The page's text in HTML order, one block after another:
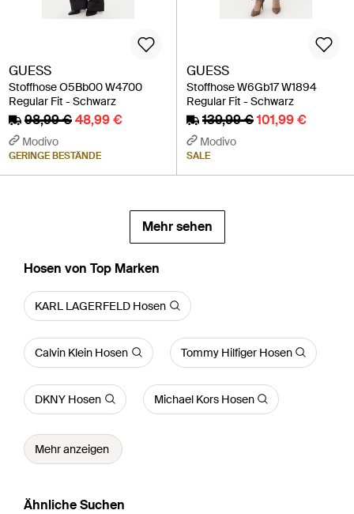
GUESS
Stoffhose O5Bb00 W4700
Regular Fit - Schwarz
98,99 €48,99 €
Modivo
GERINGE BESTÄNDE
GUESS
Stoffhose W6Gb17 W1894
Regular Fit - Schwarz
139,99 €101,99 €
Modivo
SALE
Mehr sehen
Hosen von Top Marken
KARL LAGERFELD Hosen
Calvin Klein Hosen Tommy Hilfiger Hosen
DKNY Hosen Michael Kors Hosen
Mehr anzeigen
Ähnliche Suchen